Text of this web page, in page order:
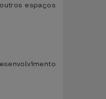
espaços